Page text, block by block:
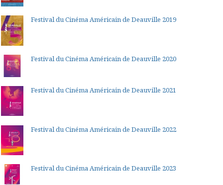
Festival du Cinéma Américain de Deauville 2019
Festival du Cinéma Américain de Deauville 2020
Festival du Cinéma Américain de Deauville 2021
Festival du Cinéma Américain de Deauville 2022
Festival du Cinéma Américain de Deauville 2023